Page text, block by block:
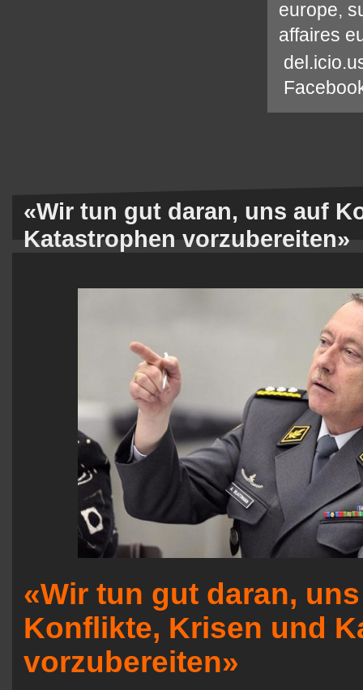
europe,
affaires
«Wir tun gut daran, uns auf
Katastrophen vorzubereiten»
«Wir tun gut daran,
Konflikte, Krisen und
vorzubereiten»